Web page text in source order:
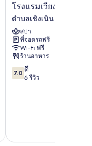
โรงแรม
เวียง
วลี
ตำบล
เชิง
เนิน
โรงแรมเวียงวลี
ตำบลเชิงเนิน
สปา
ที่จอดรถฟรี
Wi-Fi ฟรี
ร้านอาหาร
7.0
จาก
7.0 ดี
6 รีวิว